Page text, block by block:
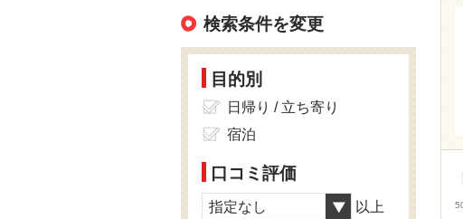
検索条件を変更
目的別
日帰り / 立ち寄り
宿泊
口コミ評価
指定なし 以上